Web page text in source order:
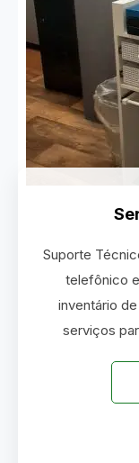
Suporte
telefônico
inventário
serviços